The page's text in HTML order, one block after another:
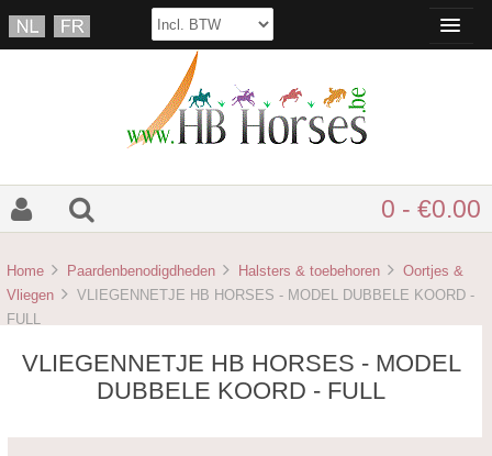
0 - €0.00
Home Paardenbenodigdheden Halsters & toebehoren
Oortjes &
Vliegen
VLIEGENNETJE HB HORSES - MODEL DUBBELE KOORD -
FULL
VLIEGENNETJE HB HORSES - MODEL
DUBBELE KOORD - FULL